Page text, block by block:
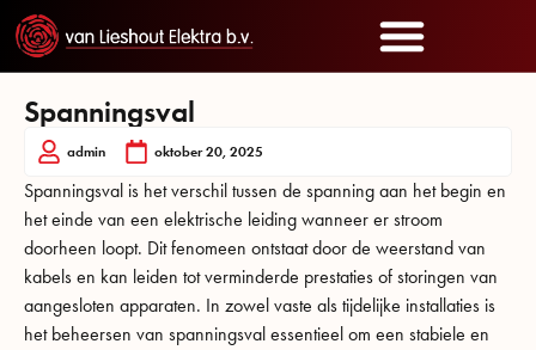
Spanningsval
admin oktober 20, 2025
Spanningsval is het verschil tussen de spanning aan het begin en
het einde van een elektrische leiding wanneer er stroom
doorheen loopt. Dit fenomeen ontstaat door de weerstand van
kabels en kan leiden tot verminderde prestaties of storingen van
aangesloten apparaten. In zowel vaste als tijdelijke installaties is
het beheersen van spanningsval essentieel om een stabiele en